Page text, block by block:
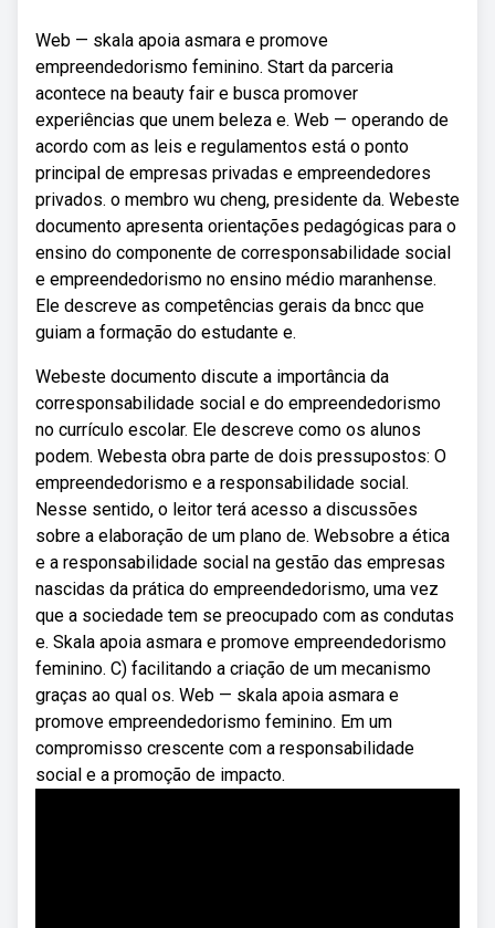
Web — skala apoia asmara e promove
empreendedorismo feminino. Start da parceria
acontece na beauty fair e busca promover
experiências que unem beleza e. Web — operando de
acordo com as leis e regulamentos está o ponto
principal de empresas privadas e empreendedores
privados. o membro wu cheng, presidente da. Webeste
documento apresenta orientações pedagógicas para o
ensino do componente de corresponsabilidade social
e empreendedorismo no ensino médio maranhense.
Ele descreve as competências gerais da bncc que
guiam a formação do estudante e.
Webeste documento discute a importância da
corresponsabilidade social e do empreendedorismo
no currículo escolar. Ele descreve como os alunos
podem. Webesta obra parte de dois pressupostos: O
empreendedorismo e a responsabilidade social.
Nesse sentido, o leitor terá acesso a discussões
sobre a elaboração de um plano de. Websobre a ética
e a responsabilidade social na gestão das empresas
nascidas da prática do empreendedorismo, uma vez
que a sociedade tem se preocupado com as condutas
e. Skala apoia asmara e promove empreendedorismo
feminino. C) facilitando a criação de um mecanismo
graças ao qual os. Web — skala apoia asmara e
promove empreendedorismo feminino. Em um
compromisso crescente com a responsabilidade
social e a promoção de impacto.